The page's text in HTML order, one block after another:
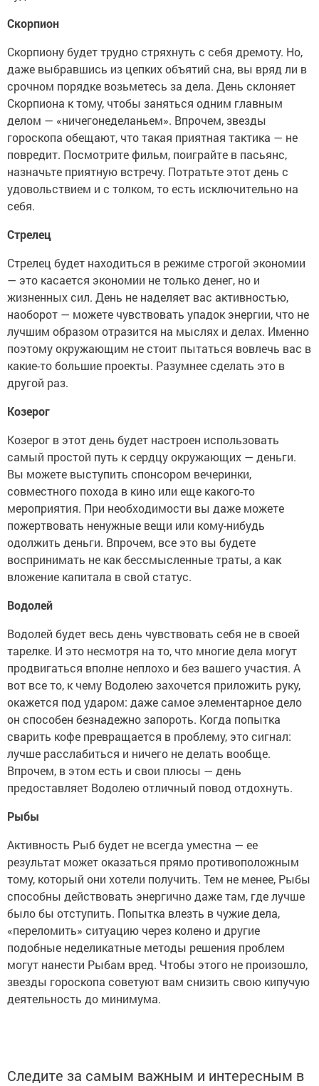
Скорпион
Скорпиону будет трудно стряхнуть с себя дремоту. Но,
даже выбравшись из цепких объятий сна, вы вряд ли в
срочном порядке возьметесь за дела. День склоняет
Скорпиона к тому, чтобы заняться одним главным
делом — «ничегонеделаньем». Впрочем, звезды
гороскопа обещают, что такая приятная тактика — не
повредит. Посмотрите фильм, поиграйте в пасьянс,
назначьте приятную встречу. Потратьте этот день с
удовольствием и с толком, то есть исключительно на
себя.
Стрелец
Стрелец будет находиться в режиме строгой экономии
— это касается экономии не только денег, но и
жизненных сил. День не наделяет вас активностью,
наоборот — можете чувствовать упадок энергии, что не
лучшим образом отразится на мыслях и делах. Именно
поэтому окружающим не стоит пытаться вовлечь вас в
какие-то большие проекты. Разумнее сделать это в
другой раз.
Козерог
Козерог в этот день будет настроен использовать
самый простой путь к сердцу окружающих — деньги.
Вы можете выступить спонсором вечеринки,
совместного похода в кино или еще какого-то
мероприятия. При необходимости вы даже можете
пожертвовать ненужные вещи или кому-нибудь
одолжить деньги. Впрочем, все это вы будете
воспринимать не как бессмысленные траты, а как
вложение капитала в свой статус.
Водолей
Водолей будет весь день чувствовать себя не в своей
тарелке. И это несмотря на то, что многие дела могут
продвигаться вполне неплохо и без вашего участия. А
вот все то, к чему Водолею захочется приложить руку,
окажется под ударом: даже самое элементарное дело
он способен безнадежно запороть. Когда попытка
сварить кофе превращается в проблему, это сигнал:
лучше расслабиться и ничего не делать вообще.
Впрочем, в этом есть и свои плюсы — день
предоставляет Водолею отличный повод отдохнуть.
Рыбы
Активность Рыб будет не всегда уместна — ее
результат может оказаться прямо противоположным
тому, который они хотели получить. Тем не менее, Рыбы
способны действовать энергично даже там, где лучше
было бы отступить. Попытка влезть в чужие дела,
«переломить» ситуацию через колено и другие
подобные неделикатные методы решения проблем
могут нанести Рыбам вред. Чтобы этого не произошло,
звезды гороскопа советуют вам снизить свою кипучую
деятельность до минимума.
Следите за самым важным и интересным в